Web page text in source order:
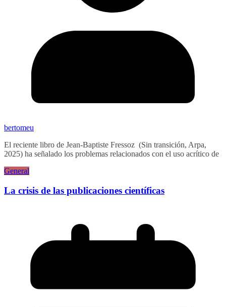
bertomeu
El reciente libro de Jean-Baptiste Fressoz (Sin transición, Arpa,
2025) ha señalado los problemas relacionados con el uso acrítico de
General
La crisis de las publicaciones científicas